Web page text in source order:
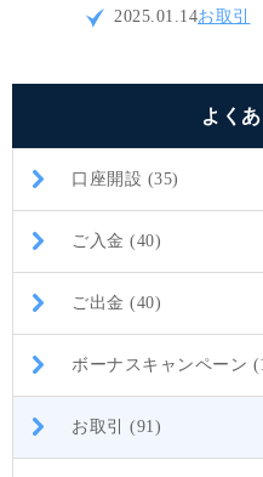
ください。
2025.01.14お取引
よく
口座開設 (35)
ご入金 (40)
ご出金 (40)
ボーナスキャンペーン
お取引 (91)